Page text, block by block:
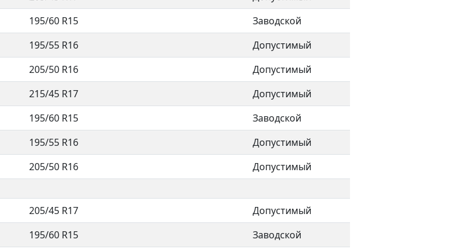
195/60 R15
Заводской
195/55 R16
Допустимый
205/50 R16
Допустимый
215/45 R17
Допустимый
195/60 R15
Заводской
195/55 R16
Допустимый
205/50 R16 Допустимый
205/45 R17
Допустимый
195/60 R15
Заводской